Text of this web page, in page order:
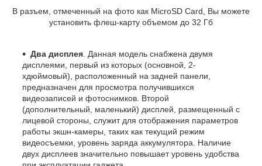
В разъем, отмеченный на фото как MicroSD Card, Вы можете
установить флеш-карту объемом до 32 Гб
Два дисплея. Данная модель снабжена двумя
дисплеями, первый из которых (основной, 2-
хдюймовый), расположенный на задней панели,
предназначен для просмотра получившихся
видеозаписей и фотоснимков. Второй
(дополнительный, маленький) дисплей, размещенный с
лицевой стороны, служит для отображения параметров
работы экшн-камеры, таких как текущий режим
видеосъемки, уровень заряда аккумулятора. Наличие
двух дисплеев значительно повышает уровень удобства